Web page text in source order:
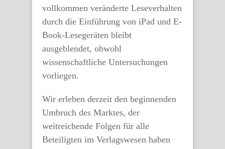
vollkommen veränderte Leseverhalten
durch die Einführung von iPad und E-
Book-Lesegeräten bleibt
ausgeblendet, obwohl
wissenschaftliche Untersuchungen
vorliegen.
Wir erleben derzeit den beginnenden
Umbruch des Marktes, der
weitreichende Folgen für alle
Beteiligten im Verlagswesen haben